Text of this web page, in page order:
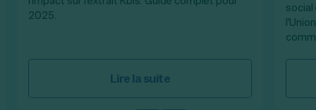
2025.
Lire la suite
social